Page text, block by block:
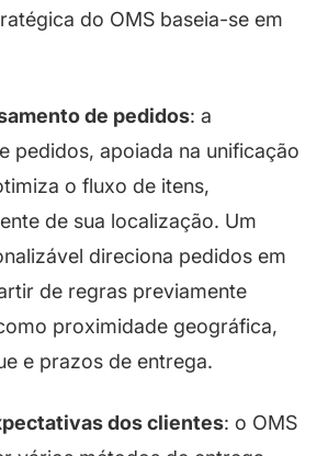
do OMS baseia-se em
de pedidos: a
pedidos, apoiada na unificação
o fluxo de itens,
de sua localização. Um
direciona pedidos em
de regras previamente
proximidade geográfica,
e prazos de entrega.
dos clientes: o OMS